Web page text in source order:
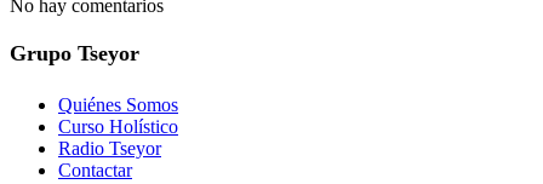
No hay comentarios
Grupo Tseyor
Quiénes Somos
Curso Holístico
Radio Tseyor
Contactar